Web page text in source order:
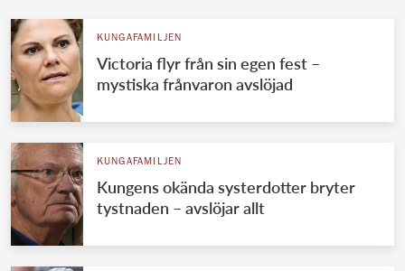
KUNGAFAMILJEN
Victoria flyr från sin egen fest –
mystiska frånvaron avslöjad
KUNGAFAMILJEN
Kungens okända systerdotter bryter
tystnaden – avslöjar allt